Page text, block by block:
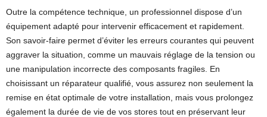
Outre la compétence technique, un professionnel dispose d’un
équipement adapté pour intervenir efficacement et rapidement.
Son savoir-faire permet d’éviter les erreurs courantes qui peuvent
aggraver la situation, comme un mauvais réglage de la tension ou
une manipulation incorrecte des composants fragiles. En
choisissant un réparateur qualifié, vous assurez non seulement la
remise en état optimale de votre installation, mais vous prolongez
également la durée de vie de vos stores tout en préservant leur